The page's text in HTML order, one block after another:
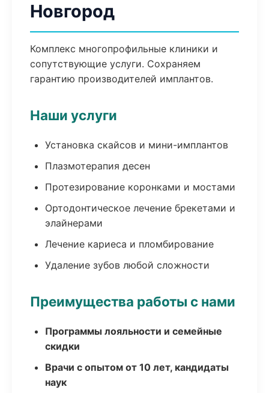
Новгород
Комплекс многопрофильные клиники и
сопутствующие услуги. Сохраняем
гарантию производителей имплантов.
Наши услуги
Установка скайсов и мини-имплантов
Плазмотерапия десен
Протезирование коронками и мостами
Ортодонтическое лечение брекетами и
элайнерами
Лечение кариеса и пломбирование
Удаление зубов любой сложности
Преимущества работы с нами
Программы лояльности и семейные
скидки
Врачи с опытом от 10 лет, кандидаты
наук